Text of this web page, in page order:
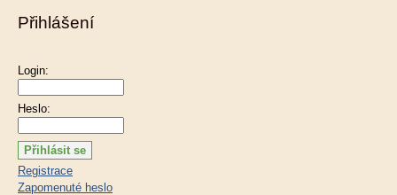
Přihlášení
Login:
Heslo:
Registrace
Zapomenuté heslo